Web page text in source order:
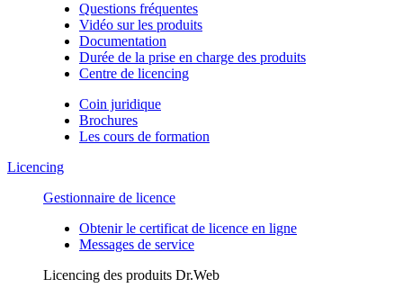
Questions fréquentes
Vidéo sur les produits
Documentation
Durée de la prise en charge des produits
Centre de licencing
Coin juridique
Brochures
Les cours de formation
Licencing
Gestionnaire de licence
Obtenir le certificat de licence en ligne
Messages de service
Licencing des produits Dr.Web